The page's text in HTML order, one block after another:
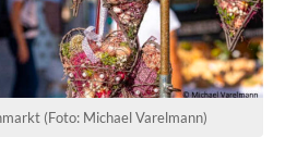
(Foto: Michael Varelmann)